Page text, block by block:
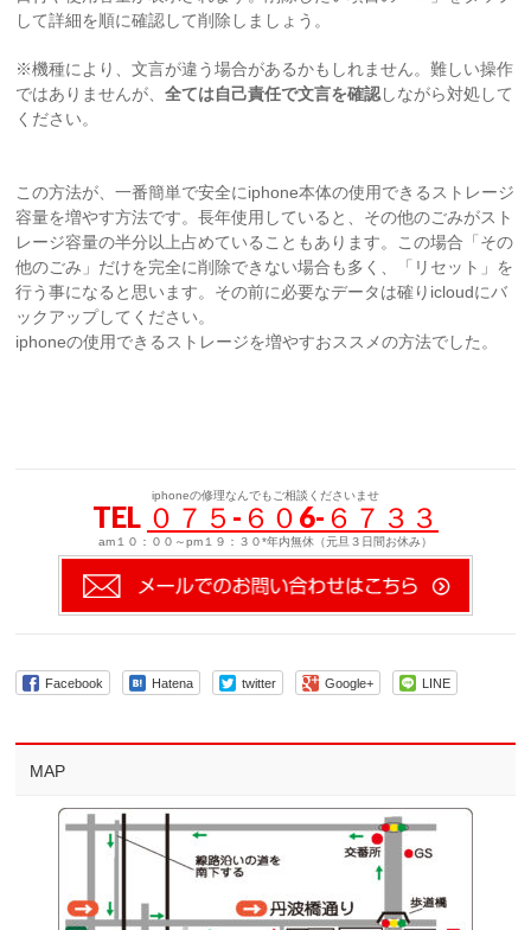
して詳細を順に確認して削除しましょう。
※機種により、文言が違う場合があるかもしれません。難しい操作
ではありませんが、全ては自己責任で文言を確認しながら対処して
ください。
この方法が、一番簡単で安全にiphone本体の使用できるストレージ
容量を増やす方法です。長年使用していると、その他のごみがスト
レージ容量の半分以上占めていることもあります。この場合「その
他のごみ」だけを完全に削除できない場合も多く、「リセット」を
行う事になると思います。その前に必要なデータは確りicloudにバ
ックアップしてください。
iphoneの使用できるストレージを増やすおススメの方法でした。
iphoneの修理なんでもご相談くださいませ
TEL ０７５-６０6-６７３３
am１０：００～pm１９：３０*年内無休（元旦３日間お休み）
Facebook Hatena twitter Google+ LINE
MAP